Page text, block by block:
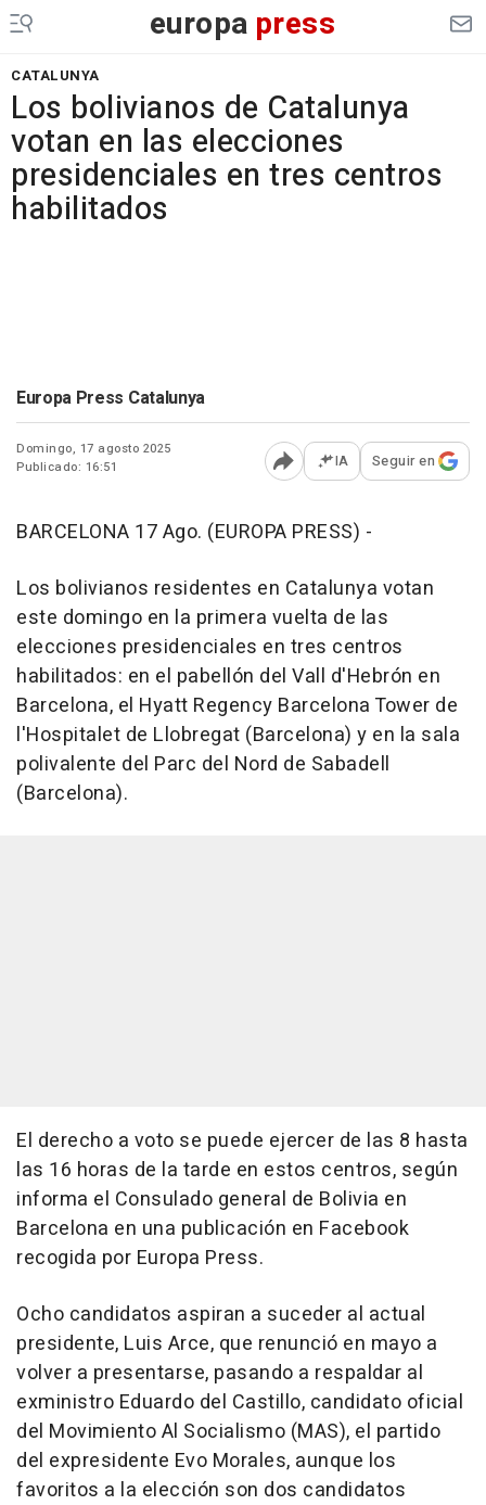
europa press
CATALUNYA
Los bolivianos de Catalunya
votan en las elecciones
presidenciales en tres centros
habilitados
Europa Press Catalunya
Domingo, 17 agosto 2025
Publicado: 16:51
Abrir opciones para
IA Seguir en
BARCELONA 17 Ago. (EUROPA PRESS) -
Los bolivianos residentes en Catalunya votan
este domingo en la primera vuelta de las
elecciones presidenciales en tres centros
habilitados: en el pabellón del Vall d'Hebrón en
Barcelona, el Hyatt Regency Barcelona Tower de
l'Hospitalet de Llobregat (Barcelona) y en la sala
polivalente del Parc del Nord de Sabadell
(Barcelona).
El derecho a voto se puede ejercer de las 8 hasta
las 16 horas de la tarde en estos centros, según
informa el Consulado general de Bolivia en
Barcelona en una publicación en Facebook
recogida por Europa Press.
Ocho candidatos aspiran a suceder al actual
presidente, Luis Arce, que renunció en mayo a
volver a presentarse, pasando a respaldar al
exministro Eduardo del Castillo, candidato oficial
del Movimiento Al Socialismo (MAS), el partido
del expresidente Evo Morales, aunque los
favoritos a la elección son dos candidatos